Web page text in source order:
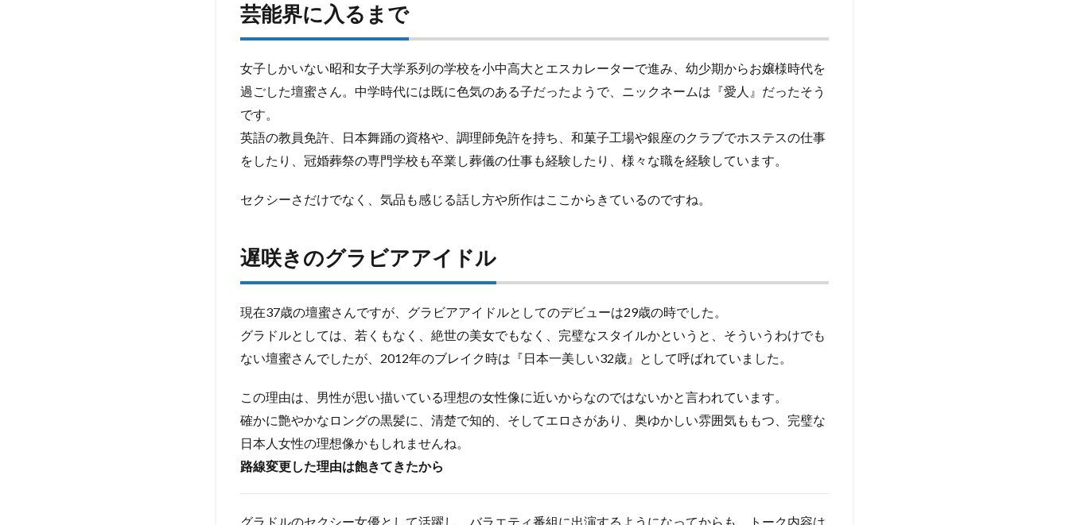
3.2
それ
醸し
出す
セク
シー
さ
4
岡
さ
ん
と
熱
愛
ガ
ネ
タ
4.1
結婚
には
負い
芸能界に入るまで
女子しかいない昭和女子大学系列の学校を小中高大とエスカレーターで進み、幼少期からお嬢様時代を
過ごした壇蜜さん。中学時代には既に色気のある子だったようで、ニックネームは『愛人』だったそう
です。
英語の教員免許、日本舞踊の資格や、調理師免許を持ち、和菓子工場や銀座のクラブでホステスの仕事
をしたり、冠婚葬祭の専門学校も卒業し葬儀の仕事も経験したり、様々な職を経験しています。
セクシーさだけでなく、気品も感じる話し方や所作はここからきているのですね。
遅咲きのグラビアアイドル
現在37歳の壇蜜さんですが、グラビアアイドルとしてのデビューは29歳の時でした。
グラドルとしては、若くもなく、絶世の美女でもなく、完璧なスタイルかというと、そういうわけでも
ない壇蜜さんでしたが、2012年のブレイク時は『日本一美しい32歳』として呼ばれていました。
この理由は、男性が思い描いている理想の女性像に近いからなのではないかと言われています。
確かに艶やかなロングの黒髪に、清楚で知的、そしてエロさがあり、奥ゆかしい雰囲気ももつ、完璧な
日本人女性の理想像かもしれませんね。
路線変更した理由は飽きてきたから
グラドルのセクシー女優として活躍し、バラエティ番組に出演するようになってからも、トーク内容は